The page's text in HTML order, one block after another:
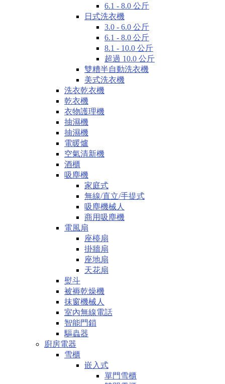
6.1 - 8.0 公斤
日式洗衣機
3.0 - 6.0 公斤
6.1 - 8.0 公斤
8.1 - 10.0 公斤
超過 10.0 公斤
雙糟半自動洗衣機
美式洗衣機
洗衣乾衣機
乾衣機
衣物護理機
抽濕機
抽濕機
電暖爐
空氣清新機
酒櫃
吸塵機
家庭式
無線/直立/手提式
吸塵機械人
商用吸塵機
電風扇
座檯扇
掛牆扇
座地扇
天花扇
熨斗
被褥乾燥機
抹窗機械人
室內無線電話
智能門鎖
驅蟲器
廚房電器
雪櫃
嵌入式
單門雪櫃